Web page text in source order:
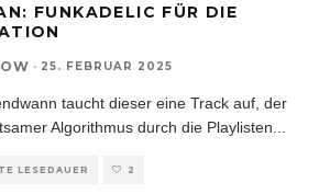
FUNKADELIC FÜR DIE
· 25. FEBRUAR 2025
taucht dieser eine Track auf, der
Algorithmus durch die Playlisten
LESEDAUER 2